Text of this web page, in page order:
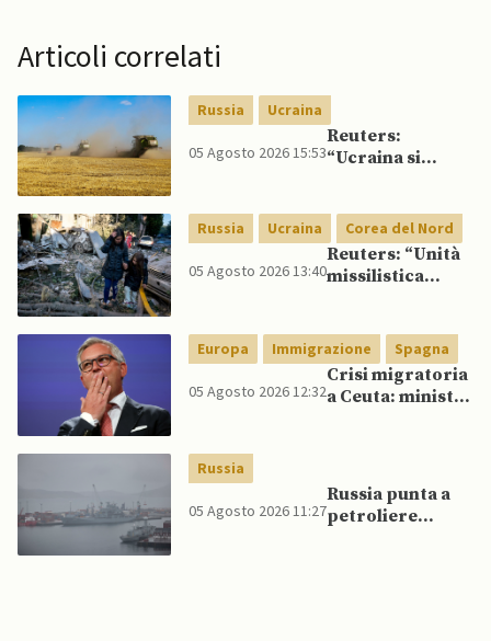
Articoli correlati
Russia Ucraina
05 Agosto 2026 15:53
Reuters:
“Ucraina si
esportazione di
cereali”
Russia Ucraina Corea del Nord
05 Agosto 2026 13:40
Reuters: “Unità
missilistica
120 missili
balistici
potrebbero
presto colpire
Europa Immigrazione Spagna
05 Agosto 2026 12:32
Crisi migratoria
a Ceuta: ministri
schierano a
sostegno della
Spagna
Russia
05 Agosto 2026 11:27
Russia punta a
petroliere